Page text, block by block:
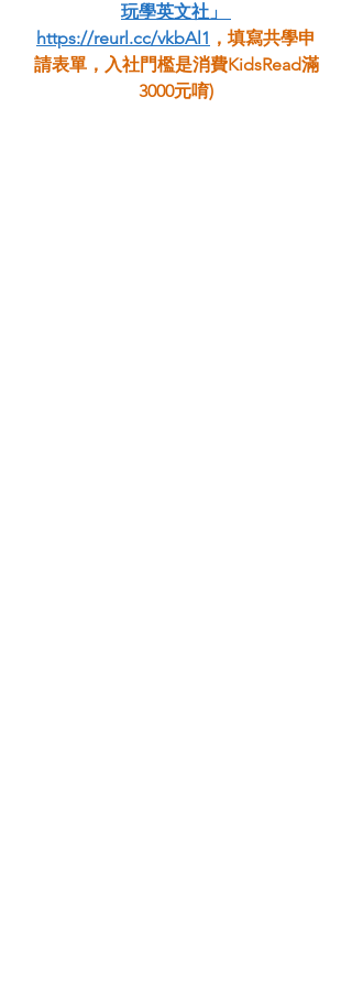
玩學英文社」
https://reurl.cc/vkbAl1 ，填寫共學申
請表單，入社門檻是消費KidsRead滿
3000元唷)